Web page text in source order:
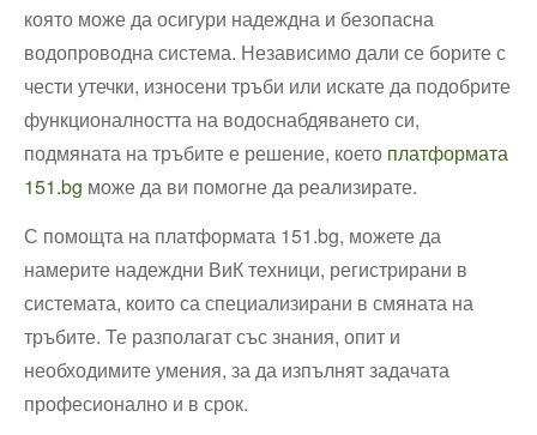
която може да осигури надеждна и безопасна
водопроводна система. Независимо дали се борите с
чести утечки, износени тръби или искате да подобрите
функционалността на водоснабдяването си,
подмяната на тръбите е решение, което платформата
151.bg може да ви помогне да реализирате.
С помощта на платформата 151.bg, можете да
намерите надеждни ВиК техници, регистрирани в
системата, които са специализирани в смяната на
тръбите. Те разполагат със знания, опит и
необходимите умения, за да изпълнят задачата
професионално и в срок.